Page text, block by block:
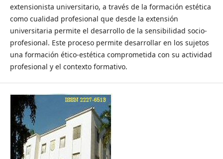
extensionista universitario, a través de la formación estética
como cualidad profesional que desde la extensión
universitaria permite el desarrollo de la sensibilidad socio-
profesional. Este proceso permite desarrollar en los sujetos
una formación ético-estética comprometida con su actividad
profesional y el contexto formativo.